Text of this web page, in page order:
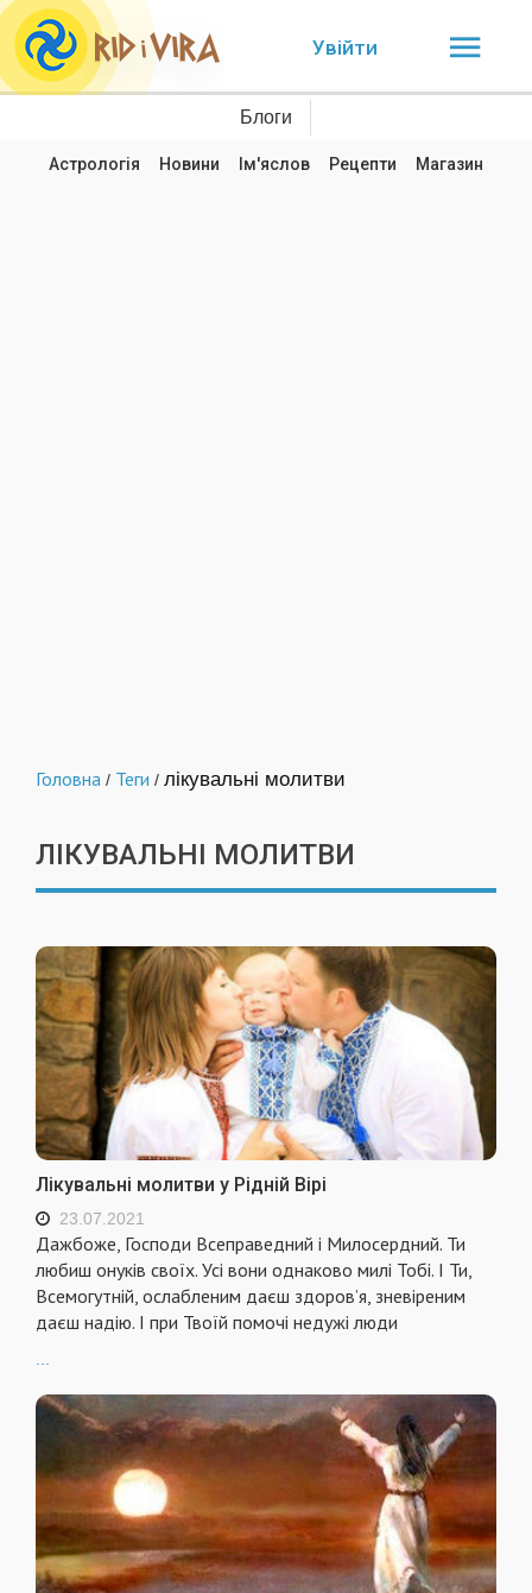
Увійти
Блоги
Астрологія Новини Ім'яслов Рецепти Магазин
Головна / Теги / лікувальні молитви
ЛІКУВАЛЬНІ МОЛИТВИ
Лікувальні молитви у Рідній Вірі
23.07.2021
Дажбоже, Господи Всеправедний і Милосердний. Ти
любиш онуків своїх. Усі вони однаково милі Тобі. І Ти,
Всемогутній, ослабленим даєш здоров’я, зневіреним
даєш надію. І при Твоїй помочі недужі люди
...